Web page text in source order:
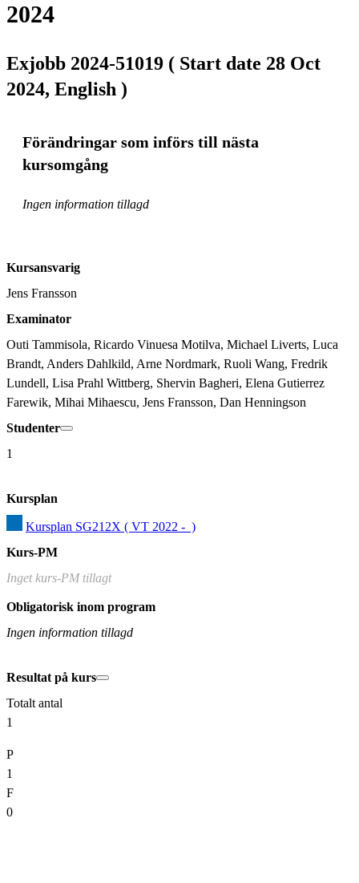
2024
Exjobb 2024-51019 ( Start date 28 Oct
2024, English )
Förändringar som införs till nästa
kursomgång
Ingen information tillagd
Kursansvarig
Jens Fransson
Examinator
Outi Tammisola, Ricardo Vinuesa Motilva, Michael Liverts, Luca
Brandt, Anders Dahlkild, Arne Nordmark, Ruoli Wang, Fredrik
Lundell, Lisa Prahl Wittberg, Shervin Bagheri, Elena Gutierrez
Farewik, Mihai Mihaescu, Jens Fransson, Dan Henningson
Studenter
1
Kursplan
Kursplan SG212X ( VT 2022 -  )
Kurs-PM
Inget kurs-PM tillagt
Obligatorisk inom program
Ingen information tillagd
Resultat på kurs
Totalt antal
1
P
1
F
0